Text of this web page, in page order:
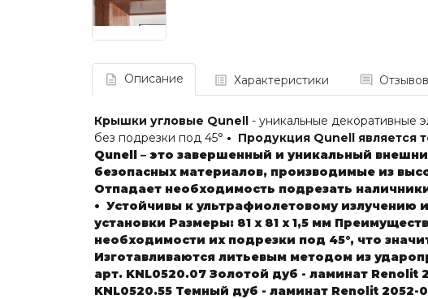
Описание Характеристики
Крышки угловые Qunell - уникальные декоративные
без подрезки под 45° • Продукция Qunell является
Qunell – это завершенный и уникальный
безопасных материалов, производимые из
Отпадает необходимость подрезать
• Устойчивы к ультрафиолетовому излучению
установки Размеры: 81 х 81 х 1,5 мм
необходимости их подрезки под 45°, что
Изготавливаются литьевым методом из
арт. KNL0520.07 Золотой дуб - ламинат Renolit
KNL0520.55 Темный дуб - ламинат Renolit 2052-